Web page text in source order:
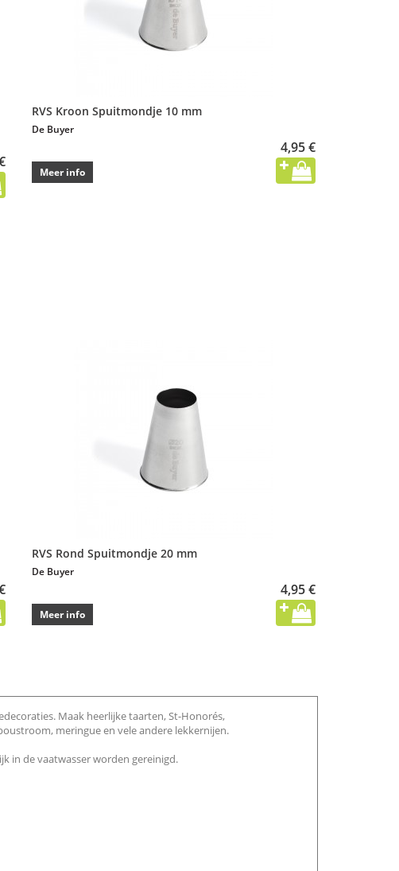
RVS Kroon Spuitmondje 10 mm
De Buyer
4,95 €
Meer info
RVS Rond Spuitmondje 20 mm
De Buyer
4,95 €
Meer info
Maak heerlijke taarten, St-Honorés,
meringue en vele andere lekkernijen.
in de vaatwasser worden gereinigd.